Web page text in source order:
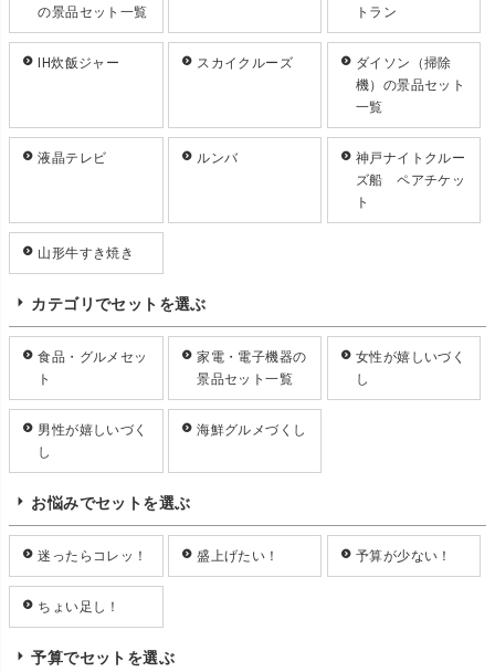
の景品セット一覧
トラン
IH炊飯ジャー スカイクルーズ
ダイソン（掃除
機）の景品セット
一覧
液晶テレビ ルンバ
神戸ナイトクルー
ズ船 ペアチケッ
ト
山形牛すき焼き
カテゴリでセットを選ぶ
食品・グルメセッ
ト
家電・電子機器の
景品セット一覧
女性が嬉しいづく
し
男性が嬉しいづく
し
海鮮グルメづくし
お悩みでセットを選ぶ
迷ったらコレッ！ 盛上げたい！ 予算が少ない！
ちょい足し！
予算でセットを選ぶ